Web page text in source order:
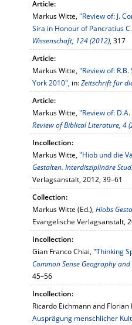
Article:
Markus Witte, "Review of: J.
Sira in Honour of Pancratius
Wissenschaft, 124 (2012), 317
Article:
Markus Witte, "Review of:
York 2010", in:Zeitschrift für
Article:
Markus Witte, "Review of:
Review of Biblical Literature, 4
Incollection:
Markus Witte, "Hiob und die
Gestalten. Interdisziplinäre
Verlagsanstalt, 2012, 39–61
Collection:
Markus Witte (Ed.), Hiobs
Evangelische Verlagsanstalt,
Incollection:
Gian Franco Chiai, "Thinking
Common Sense Geography
45–56
Incollection:
Ricardo Eichmann and Florian
Ausprägung menschlicher